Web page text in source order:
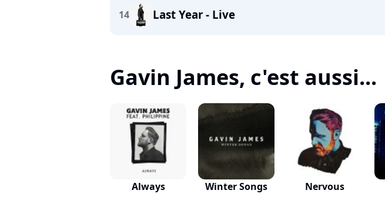
14 Last Year - Live
Gavin James, c'est aussi...
Always Winter Songs Nervous